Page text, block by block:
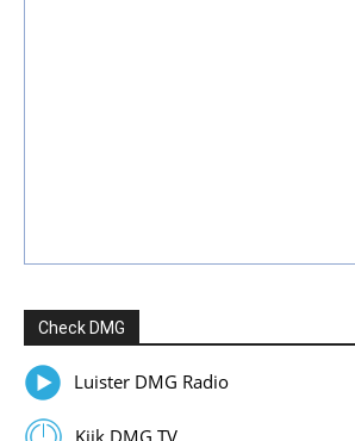
Check DMG
Luister DMG Radio
Kijk DMG TV